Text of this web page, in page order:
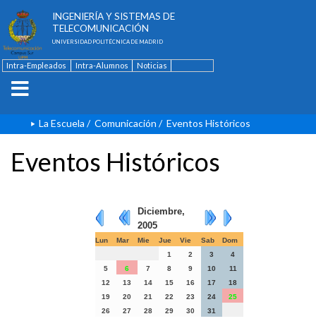
INGENIERÍA Y SISTEMAS DE
TELECOMUNICACIÓN
UNIVERSIDAD POLITÉCNICA DE MADRID
Intra-Empleados Intra-Alumnos
Noticias
La Escuela / Comunicación / Eventos Históricos
Eventos Históricos
Diciembre,
2005
Lun Mar Mie Jue Vie Sab
Dom
1
2 3
4
5
6 7 8 9 10
11
12
13 14 15 16 17
18
19
20 21 22 23 24
25
26
27 28 29 30 31